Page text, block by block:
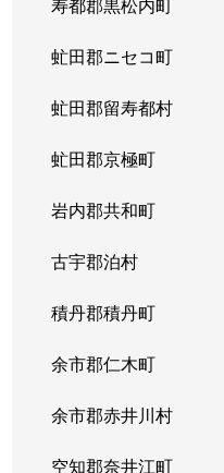
虻田郡ニセコ町
虻田郡留寿都村
虻田郡京極町
岩内郡共和町
古宇郡泊村
積丹郡積丹町
余市郡仁木町
余市郡赤井川村
空知郡奈井江町